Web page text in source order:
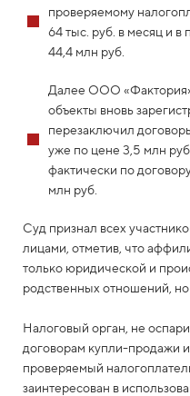
проверяемому
64 тыс. руб. в месяц и
44,4 млн руб.
Далее ООО
объекты вновь
перезаключил
уже по цене 3,5 млн
фактически по
млн руб.
Суд признал всех
лицами, отметив, что
только юридической и
родственных отношений, но
Налоговый орган, не
договорам купли-продажи
проверяемый
заинтересован в